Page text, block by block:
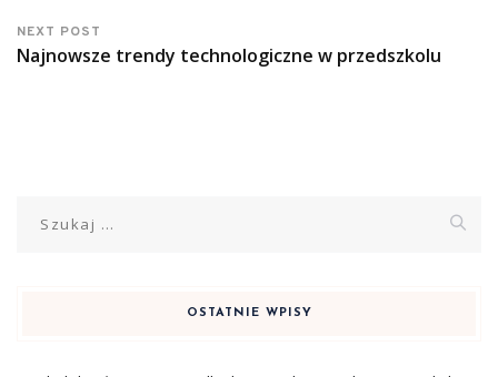
NEXT POST
Najnowsze trendy technologiczne w przedszkolu
OSTATNIE WPISY